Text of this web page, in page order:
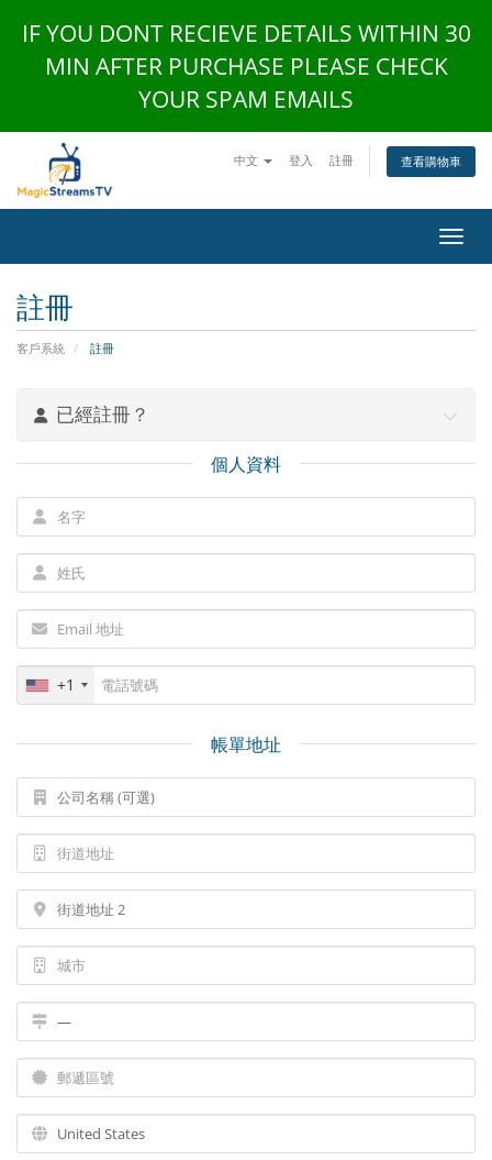
IF YOU DONT RECIEVE DETAILS WITHIN 30
MIN AFTER PURCHASE PLEASE CHECK
YOUR SPAM EMAILS
中文 登入 註冊 查看購物車
切換
註冊
客戶系統 註冊
已經註冊？
個人資料
+1
帳單地址